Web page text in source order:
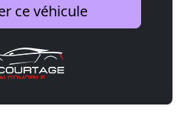
ce véhicule